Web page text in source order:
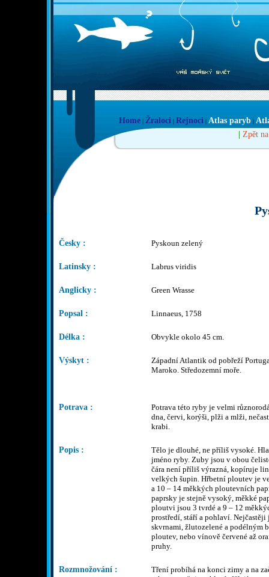
Home | Žraloci | Rejnoci | Atlas paryb |
| Zpět
Česky : Pyskoun zelený
Latinsky : Labrus viridis
Anglicky : Green Wrasse
Popsal : Linnaeus, 1758
Délka : Obvykle okolo 45 cm.
Výskyt :
Západní Atlantik od pobřeží
Maroko. Středozemní moře.
Potrava :
Potrava této ryby je velmi
dna, červi, korýši, plži a mlži,
krabi.
Popis :
Tělo je dlouhé, ne příliš vysoké.
jméno ryby. Zuby jsou v obou
čára není příliš výrazná, kopíruje
velkých šupin. Hřbetní ploutev je
a 10 – 14 měkkých ploutevních
paprsky je stejně vysoký, měkké
ploutvi jsou 3 tvrdé a 9 – 12
prostředí, stáří a pohlaví. Nejčastěji
skvrnami, žlutozelené a podélným
ploutev, nebo vínově červené až
pruhy.
Rozmnožování :
Tření probíhá na konci zimy a na